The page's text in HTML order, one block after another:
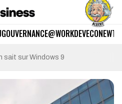
GOUVERNANCE@WORKDEVECO
sait sur Windows 9